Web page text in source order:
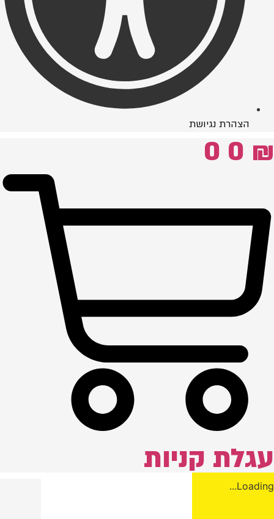
הצהרת נגיושת
0 ₪
0
עגלת קניות
Loading...